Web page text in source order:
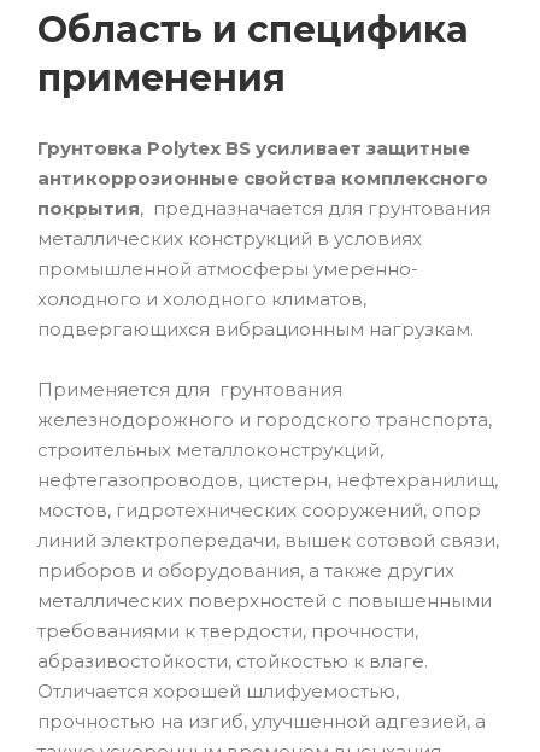
Область и специфика
применения
Грунтовка Polytex BS усиливает защитные
антикоррозионные свойства комплексного
покрытия, предназначается для грунтования
металлических конструкций в условиях
промышленной атмосферы умеренно-
холодного и холодного климатов,
подвергающихся вибрационным нагрузкам.
Применяется для грунтования
железнодорожного и городского транспорта,
строительных металлоконструкций,
нефтегазопроводов, цистерн, нефтехранилищ,
мостов, гидротехнических сооружений, опор
линий электропередачи, вышек сотовой связи,
приборов и оборудования, а также других
металлических поверхностей с повышенными
требованиями к твердости, прочности,
абразивостойкости, стойкостью к влаге.
Отличается хорошей шлифуемостью,
прочностью на изгиб, улучшенной адгезией, а